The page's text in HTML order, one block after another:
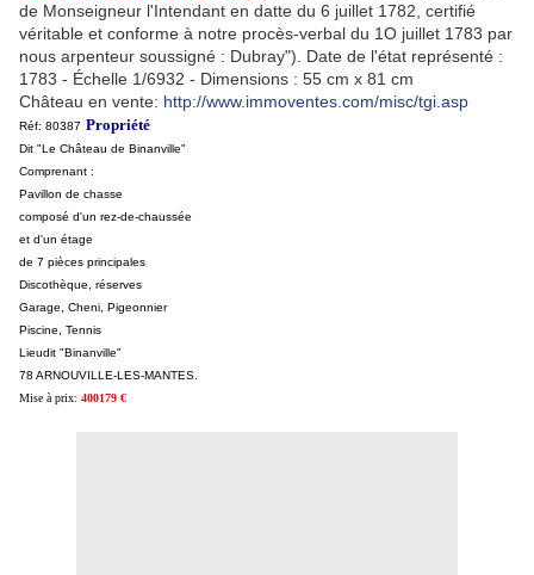
de Monseigneur l'Intendant en datte du 6 juillet 1782, certifié
véritable et conforme à notre procès-verbal du 1O juillet 1783 par
nous arpenteur soussigné : Dubray"). Date de l'état représenté :
1783 - Échelle 1/6932 - Dimensions : 55 cm x 81 cm
Château en vente: http://www.immoventes.com/misc/tgi.asp
Réf: 80387 Propriété
Dit "Le Château de Binanville"
Comprenant :
Pavillon de chasse
composé d'un rez-de-chaussée
et d'un étage
de 7 pièces principales
Discothèque, réserves
Garage, Cheni, Pigeonnier
Piscine, Tennis
Lieudit "Binanville"
78 ARNOUVILLE-LES-MANTES.
Mise à prix: 400179 €